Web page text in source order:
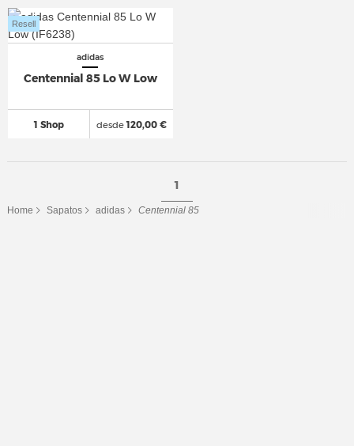
adidas
Centennial 85 Lo W Low
1 Shop
Resell
desde120,00 €
1
Home Sapatos adidas Centennial 85